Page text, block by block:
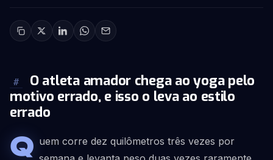
#
O atleta amador chega ao yoga pelo
motivo errado, e isso o leva ao estilo
errado
Q uem corre dez quilômetros três vezes por